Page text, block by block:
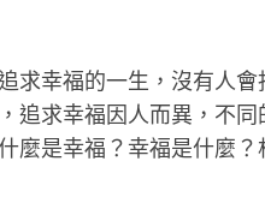
求幸福的一生，沒有人
追求幸福因人而異，不
麼是幸福？幸福是什麼